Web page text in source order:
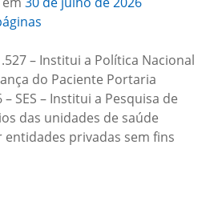
– Institui a Política Nacional
do Paciente Portaria
SES – Institui a Pesquisa de
das unidades de saúde
privadas sem fins